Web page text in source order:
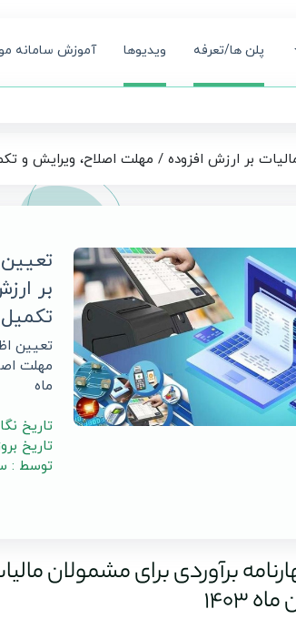
پلن ها/تعرفه ویدیوها آموزش سامانه
بر ارزش افزوده / مهلت اصلاح، ویرایش و
تعیین
بر
تکمیل
تعیین
مهلت
ماه
تاریخ نگارش :
تاریخ
توسط :
برآوردی برای مشمولان
1403